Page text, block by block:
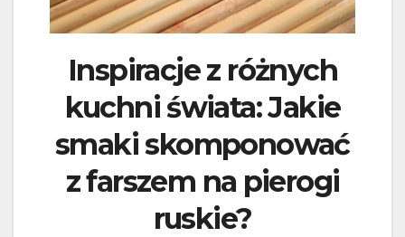
Inspiracje z różnych
kuchni świata: Jakie
smaki skomponować
z farszem na pierogi
ruskie?